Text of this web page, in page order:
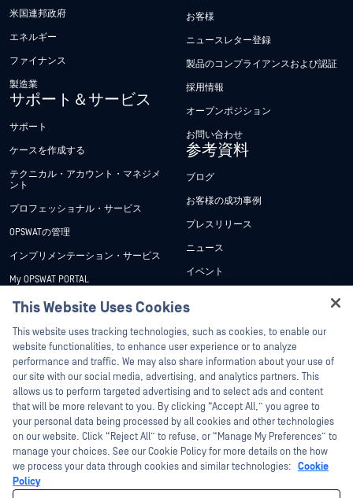
米国連邦政府
エネルギー
ファイナンス
製造業
サポート＆サービス
サポート
ケースを作成する
テクニカル・アカウント・マネジメ
ント
プロフェッショナル・サービス
OPSWATの管理
インプリメンテーション・サービス
My OPSWAT PORTAL
技術文書
トレーニング
脆弱性対策プログラム
パートナー
認証
テクノロジー・パートナー
OPSWAT チャネル パートナー
お客様
ニュースレター登録
製品のコンプライアンスおよび認証
採用情報
オープンポジション
お問い合わせ
参考資料
ブログ
お客様の成功事例
プレスリリース
ニュース
イベント
ホワイトペーパー
無料ツール
©2026OPSWAT . All rights reserved.OPSWAT、MetaDefender、Metascan、
MetaAccess、OPSWAT 、Trust no File. Trust No Device.、OPSWAT 、Protecting the
This Website Uses Cookies
This website uses tracking technologies, such as cookies, to enable our
website functionalities, to enhance user experience or to analyze
performance and traffic. We may also share information about your use of
our site with our social media, advertising, and analytics partners. This
allows us to perform targeted advertising and to select ads and content
that will be more relevant to you. By clicking “Accept All,” you agree to
your personal data being processed by all cookies and other technologies
on our website. Click “Reject All” to refuse, or “Manage My Preferences” to
manage your choices. See our Cookie Policy for more details on the how
we process your data through cookies and similar technologies: Cookie
Policy
Hey there!
I'm Ozzy, your OPSWAT virtual assistant.
How can I help you secure what's critical
today?